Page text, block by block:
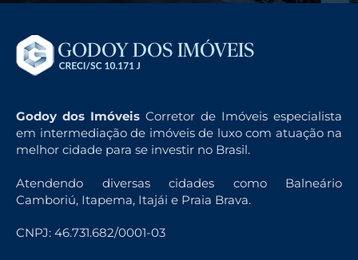
Godoy dos Imóveis Corretor de Imóveis especialista
em intermediação de imóveis de luxo com atuação na
melhor cidade para se investir no Brasil.
Atendendo diversas cidades como Balneário
Camboriú, Itapema, Itajái e Praia Brava.
CNPJ: 46.731.682/0001-03